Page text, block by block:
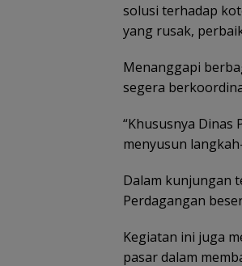
solusi terhadap
yang rusak,
Menanggapi
segera
“Khususnya Dinas
menyusun
Dalam kunjungan
Perdagangan
Kegiatan ini juga
pasar dalam